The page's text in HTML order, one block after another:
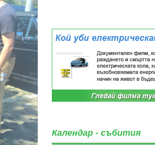
Календар - събития